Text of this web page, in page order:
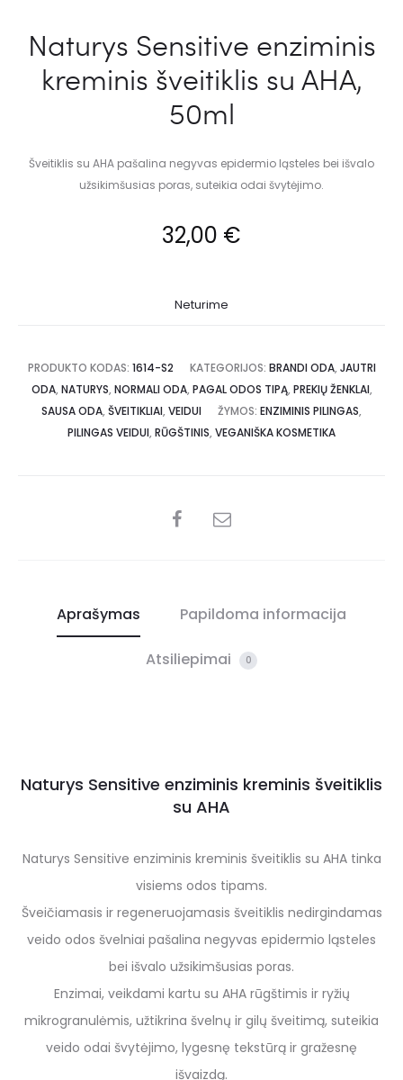
Naturys Sensitive enziminis
kreminis šveitiklis su AHA,
50ml
Šveitiklis su AHA pašalina negyvas epidermio ląsteles bei išvalo
užsikimšusias poras, suteikia odai švytėjimo.
32,00 €
Neturime
PRODUKTO KODAS: 1614-S2 KATEGORIJOS: BRANDI ODA, JAUTRI
ODA, NATURYS, NORMALI ODA, PAGAL ODOS TIPĄ, PREKIŲ ŽENKLAI,
SAUSA ODA, ŠVEITIKLIAI, VEIDUI ŽYMOS: ENZIMINIS PILINGAS,
PILINGAS VEIDUI, RŪGŠTINIS, VEGANIŠKA KOSMETIKA
Aprašymas Papildoma informacija
Atsiliepimai 0
Naturys Sensitive enziminis kreminis šveitiklis
su AHA
Naturys Sensitive enziminis kreminis šveitiklis su AHA tinka
visiems odos tipams.
Šveičiamasis ir regeneruojamasis šveitiklis nedirgindamas
veido odos švelniai pašalina negyvas epidermio ląsteles
bei išvalo užsikimšusias poras.
Enzimai, veikdami kartu su AHA rūgštimis ir ryžių
mikrogranulėmis, užtikrina švelnų ir gilų šveitimą, suteikia
veido odai švytėjimo, lygesnę tekstūrą ir gražesnę
išvaizdą.